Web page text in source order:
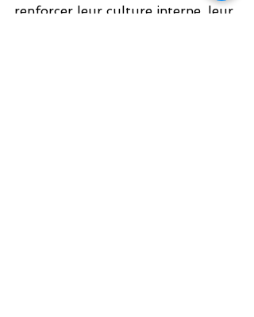
renforcer leur culture interne, leur